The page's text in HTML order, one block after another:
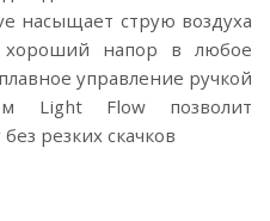
насыщает струю воздуха
хороший напор в любое
управление ручкой
Light Flow позволит
резких скачков